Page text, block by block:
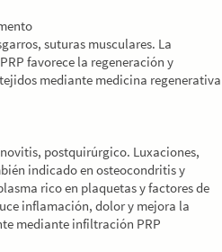
suturas musculares. La
favorece la regeneración y
mediante medicina regenerativa
postquirúrgico. Luxaciones,
indicado en osteocondritis y
rico en plaquetas y factores de
inflamación, dolor y mejora la
mediante infiltración PRP